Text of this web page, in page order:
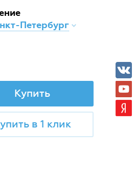
Петербург
Купить
в 1 клик